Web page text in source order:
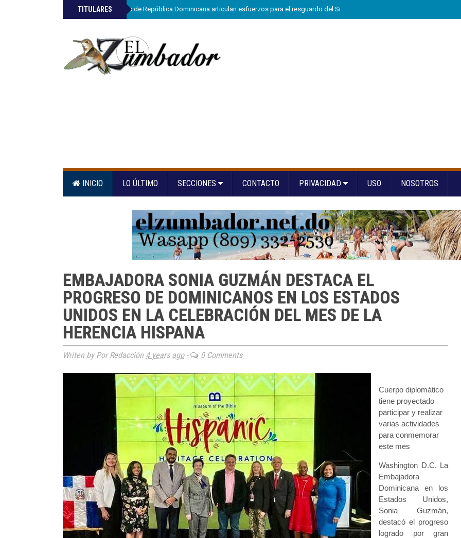
TITULARES
»ETED y la Armada de República Dominicana articulan esfuerzos para el resguardo del Sistema de Transmisión Eléctrica
INICIO LO ÚLTIMO SECCIONES CONTACTO PRIVACIDAD USO NOSOTROS
EMBAJADORA SONIA GUZMÁN DESTACA EL
PROGRESO DE DOMINICANOS EN LOS ESTADOS
UNIDOS EN LA CELEBRACIÓN DEL MES DE LA
HERENCIA HISPANA
Writen by Por Redacción 4 years ago- 0 Comments
Cuerpo diplomático
tiene proyectado
participar y realizar
varias actividades
para conmemorar
este mes
Washington D.C. La
Embajadora
Dominicana en los
Estados Unidos,
Sonia Guzmán,
destacó el progreso
logrado por gran